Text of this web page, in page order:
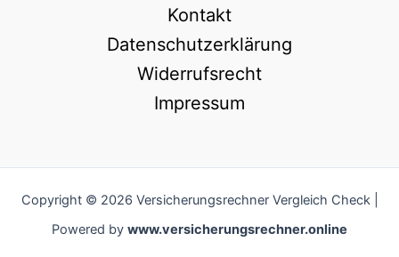
Kontakt
Datenschutzerklärung
Widerrufsrecht
Impressum
Copyright © 2026 Versicherungsrechner Vergleich Check |
Powered by www.versicherungsrechner.online